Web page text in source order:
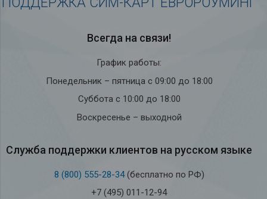
Всегда на связи!
График работы:
Понедельник – пятница с 09:00 до 18:00
Суббота с 10:00 до 18:00
Воскресенье – выходной
Служба под­держки кли­ен­тов на рус­ском языке
8 (800) 555-28-34(бесплатно по РФ)
+7 (495) 011-12-94